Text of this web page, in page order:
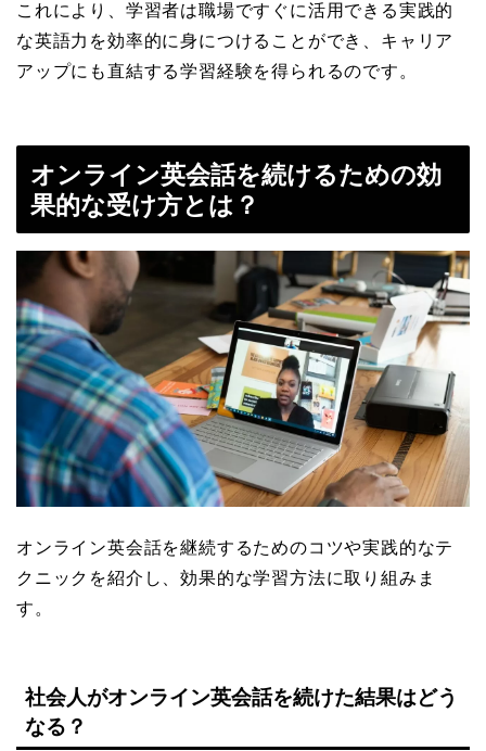
これにより、学習者は職場ですぐに活用できる実践的
な英語力を効率的に身につけることができ、キャリア
アップにも直結する学習経験を得られるのです。
オンライン英会話を続けるための効
果的な受け方とは？
オンライン英会話を継続するためのコツや実践的なテ
クニックを紹介し、効果的な学習方法に取り組みま
す。
社会人がオンライン英会話を続けた結果はどう
なる？